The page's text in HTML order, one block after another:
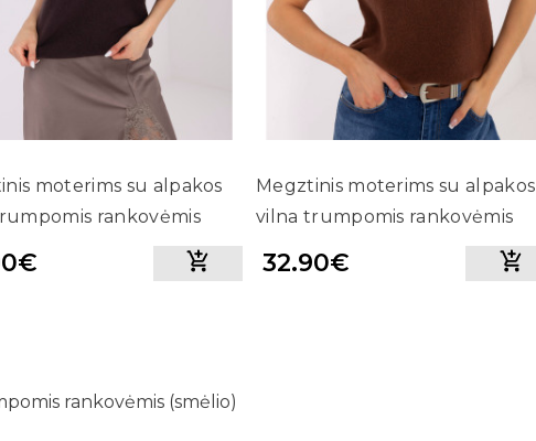
moterims su alpakos
rankovėmis
Megztinis moterims su alpakos
vilna trumpomis rankovėmis
32.90€
rankovėmis (smėlio)